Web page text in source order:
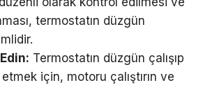
termostatın düzgün
Termostatın düzgün çalışıp
etmek için, motoru çalıştırın ve